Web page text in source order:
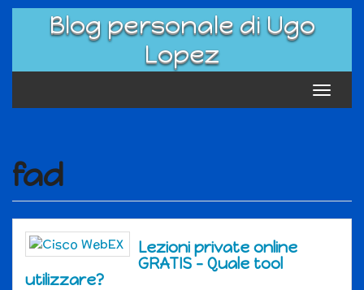
Skip
Blog personale di Ugo
Lopez
Toggle
fad
Lezioni private online
GRATIS – Quale tool
utilizzare?